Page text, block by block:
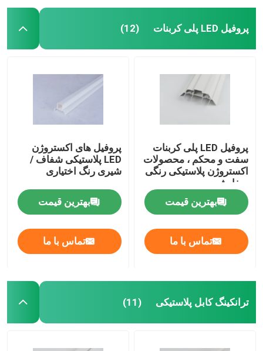
پروفیل LED پلی کربنات (12)
پروفیل LED پلی کربنات
سفت و محکم ، محصولات
اکستروژن پلاستیکی رنگی
سفارشی
بهترین قیمت
تماس با ما
پروفیل های اکستروژن
LED پلاستیکی شفاف /
شیری رنگ اختیاری
بهترین قیمت
تماس با ما
ترانکینگ کابل پلاستیکی (11)